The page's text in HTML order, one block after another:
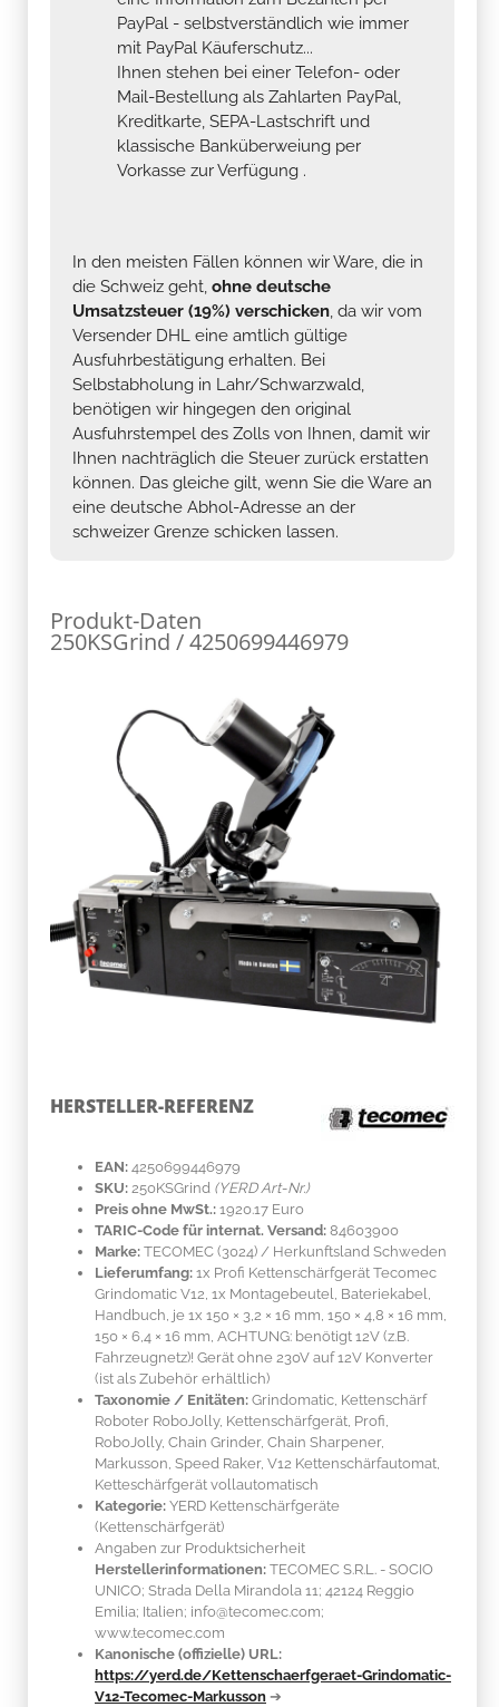
PayPal - selbstverständlich wie immer
mit PayPal Käuferschutz...
Ihnen stehen bei einer Telefon- oder
Mail-Bestellung als Zahlarten PayPal,
Kreditkarte, SEPA-Lastschrift und
klassische Banküberweiung per
Vorkasse zur Verfügung .
In den meisten Fällen können wir Ware, die in
die Schweiz geht, ohne deutsche
Umsatzsteuer (19%) verschicken, da wir vom
Versender DHL eine amtlich gültige
Ausfuhrbestätigung erhalten. Bei
Selbstabholung in Lahr/Schwarzwald,
benötigen wir hingegen den original
Ausfuhrstempel des Zolls von Ihnen, damit wir
Ihnen nachträglich die Steuer zurück erstatten
können. Das gleiche gilt, wenn Sie die Ware an
eine deutsche Abhol-Adresse an der
schweizer Grenze schicken lassen.
Produkt-Daten
250KSGrind / 4250699446979
HERSTELLER-REFERENZ
EAN: 4250699446979
SKU: 250KSGrind (YERD Art-Nr.)
Preis ohne MwSt.: 1920.17 Euro
TARIC-Code für internat. Versand: 84603900
Marke: TECOMEC (3024) / Herkunftsland Schweden
Lieferumfang: 1x Profi Kettenschärfgerät Tecomec
Grindomatic V12, 1x Montagebeutel, Bateriekabel,
Handbuch, je 1x 150 × 3,2 × 16 mm, 150 × 4,8 × 16 mm,
150 × 6,4 × 16 mm, ACHTUNG: benötigt 12V (z.B.
Fahrzeugnetz)! Gerät ohne 230V auf 12V Konverter
(ist als Zubehör erhältlich)
Taxonomie / Enitäten: Grindomatic, Kettenschärf
Roboter RoboJolly, Kettenschärfgerät, Profi,
RoboJolly, Chain Grinder, Chain Sharpener,
Markusson, Speed Raker, V12 Kettenschärfautomat,
Ketteschärfgerät vollautomatisch
Kategorie: YERD Kettenschärfgeräte
(Kettenschärfgerät)
Angaben zur Produktsicherheit
Herstellerinformationen: TECOMEC S.R.L. - SOCIO
UNICO; Strada Della Mirandola 11; 42124 Reggio
Emilia; Italien; info@tecomec.com;
www.tecomec.com
Kanonische (offizielle) URL:
https://yerd.de/Kettenschaerfgeraet-Grindomatic-
V12-Tecomec-Markusson ➔